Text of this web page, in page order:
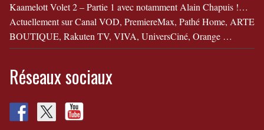
Kaamelott Volet 2 – Partie 1 avec notamment Alain Chapuis !…
Actuellement sur Canal VOD, PremiereMax, Pathé Home, ARTE
BOUTIQUE, Rakuten TV, VIVA, UniversCiné, Orange …
Réseaux sociaux